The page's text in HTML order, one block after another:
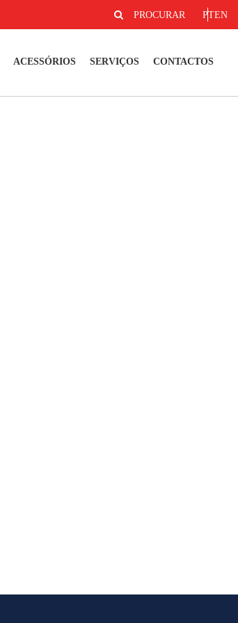
EN
PT
PROCURAR
ACESSÓRIOS SERVIÇOS CONTACTOS